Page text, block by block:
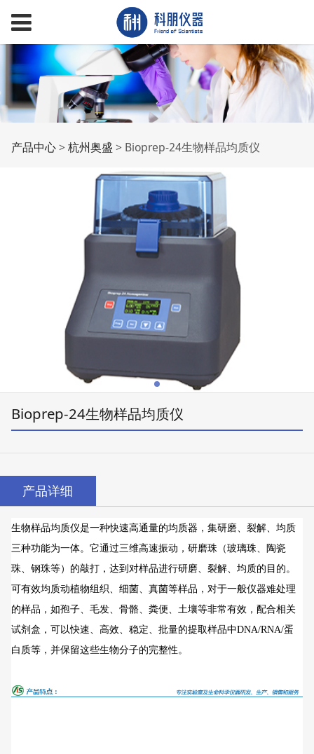
Bioprep-24生物样品均
产品中心> 杭州奥盛 > Bioprep-24生物样品均质仪
Bioprep-24生物样品均质仪
产品详细
生物样品均质仪是一种快速高通量的均质器，集研磨、裂解、均质
三种功能为一体。它通过三维高速振动，研磨珠（玻璃珠、陶瓷
珠、钢珠等）的敲打，达到对样品进行研磨、裂解、均质的目的。
可有效均质动植物组织、细菌、真菌等样品，对于一般仪器难处理
的样品，如孢子、毛发、骨骼、粪便、土壤等非常有效，配合相关
试剂盒，可以快速、高效、稳定、批量的提取样品中DNA/RNA/蛋
白质等，并保留这些生物分子的完整性。